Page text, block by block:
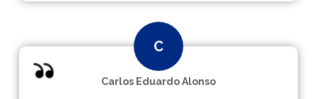
Carlos Eduardo Alonso